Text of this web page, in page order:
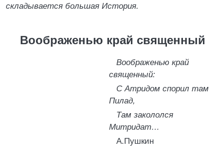
складывается большая История.
Воображенью край священный
Воображенью край
священный:
С Атридом спорил там
Пилад,
Там закололся
Митридат…
А.Пушкин